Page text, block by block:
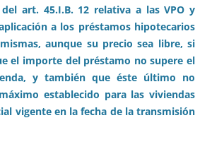
del art. 45.I.B. 12 relativa a las VPO y
a los préstamos hipotecarios
aunque su precio sea libre, si
el importe del préstamo no supere el
y también que éste último no
establecido para las viviendas
vigente en la fecha de la transmisión